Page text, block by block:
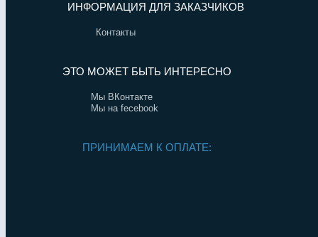
ИНФОРМАЦИЯ ДЛЯ ЗАКАЗЧИКОВ
Контакты
ЭТО МОЖЕТ БЫТЬ ИНТЕРЕСНО
Мы ВКонтакте
Мы на fecebook
ПРИНИМАЕМ К ОПЛАТЕ: